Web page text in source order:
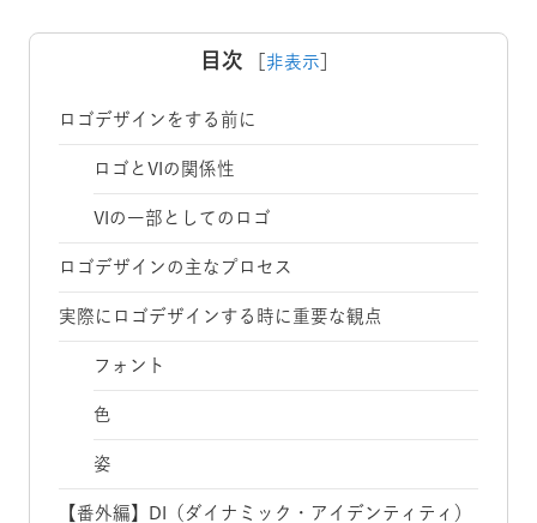
目次 非表示
ロゴデザインをする前に
ロゴとVIの関係性
VIの一部としてのロゴ
ロゴデザインの主なプロセス
実際にロゴデザインする時に重要な観点
フォント
色
姿
【番外編】DI（ダイナミック・アイデンティティ）